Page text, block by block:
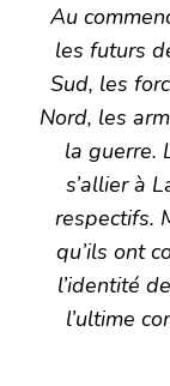
Au
les futurs
Sud, les
Nord, les
la guerre.
s’allier à
respectifs.
qu’ils ont
l’identité
l’ultime